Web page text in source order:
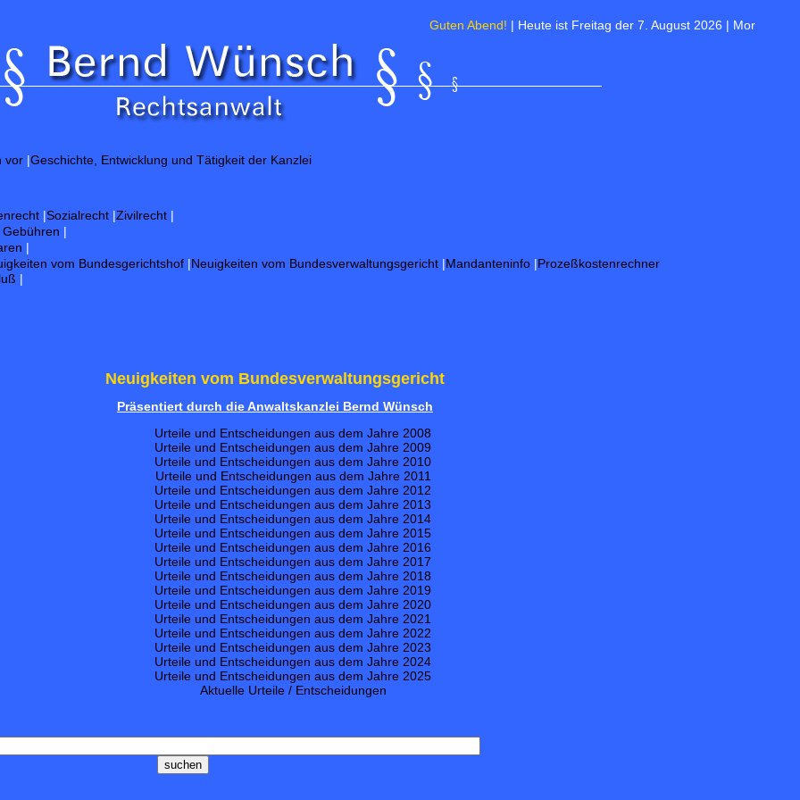
Guten Abend!| Heute ist Freitag der 7. August 2026 | Morgen ist
vor |Geschichte, Entwicklung und Tätigkeit der Kanzlei
|Sozialrecht |Zivilrecht |
|
|
vom Bundesgerichtshof |Neuigkeiten vom Bundesverwaltungsgericht |Mandanteninfo |Prozeßkostenrechner
|
Neuigkeiten vom Bundesverwaltungsgericht
Präsentiert durch die Anwaltskanzlei Bernd Wünsch
Urteile und Entscheidungen aus dem Jahre 2008
Urteile und Entscheidungen aus dem Jahre 2009
Urteile und Entscheidungen aus dem Jahre 2010
Urteile und Entscheidungen aus dem Jahre 2011
Urteile und Entscheidungen aus dem Jahre 2012
Urteile und Entscheidungen aus dem Jahre 2013
Urteile und Entscheidungen aus dem Jahre 2014
Urteile und Entscheidungen aus dem Jahre 2015
Urteile und Entscheidungen aus dem Jahre 2016
Urteile und Entscheidungen aus dem Jahre 2017
Urteile und Entscheidungen aus dem Jahre 2018
Urteile und Entscheidungen aus dem Jahre 2019
Urteile und Entscheidungen aus dem Jahre 2020
Urteile und Entscheidungen aus dem Jahre 2021
Urteile und Entscheidungen aus dem Jahre 2022
Urteile und Entscheidungen aus dem Jahre 2023
Urteile und Entscheidungen aus dem Jahre 2024
Urteile und Entscheidungen aus dem Jahre 2025
Aktuelle Urteile / Entscheidungen